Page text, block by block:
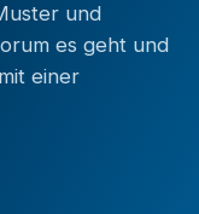
und
es geht und
einer